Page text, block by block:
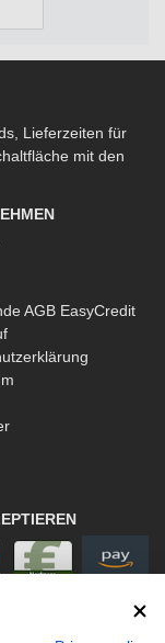
Lieferzeiten für
mit den
AGB EasyCredit